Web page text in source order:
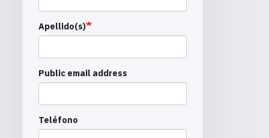
Apellido(s)
Public email address
Teléfono